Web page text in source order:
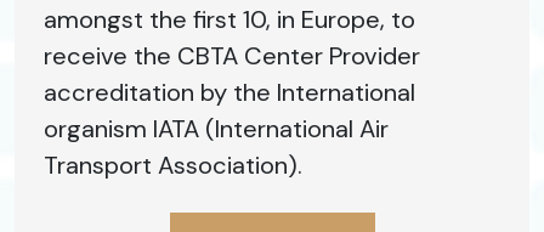
amongst the first 10, in Europe, to
receive the CBTA Center Provider
accreditation by the International
organism IATA (International Air
Transport Association).